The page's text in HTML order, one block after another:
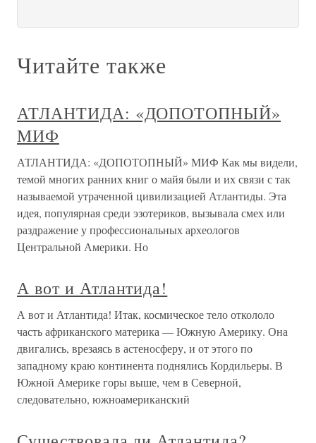
Читайте также
АТЛАНТИДА: «ДОПОТОПНЫЙ»
МИФ
АТЛАНТИДА: «ДОПОТОПНЫЙ» МИФ Как мы видели,
темой многих ранних книг о майя были и их связи с так
называемой утраченной цивилизацией Атлантиды. Эта
идея, популярная среди эзотериков, вызывала смех или
раздражение у профессиональных археологов
Центральной Америки. Но
А вот и Атлантида!
А вот и Атлантида! Итак, космическое тело откололо
часть африканского материка — Южную Америку. Она
двигались, врезаясь в астеносферу, и от этого по
западному краю континента поднялись Кордильеры. В
Южной Америке горы выше, чем в Северной,
следовательно, южноамериканский